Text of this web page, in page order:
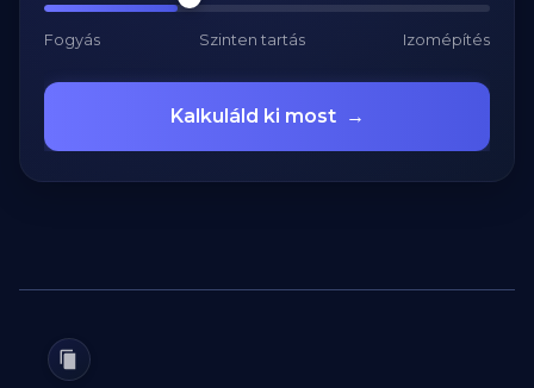
Fogyás Szinten tartás Izomépítés
Kalkuláld ki most →